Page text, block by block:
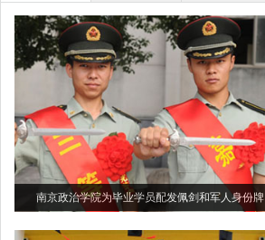
南京政治学院为毕业学员配发佩剑和军人身份牌